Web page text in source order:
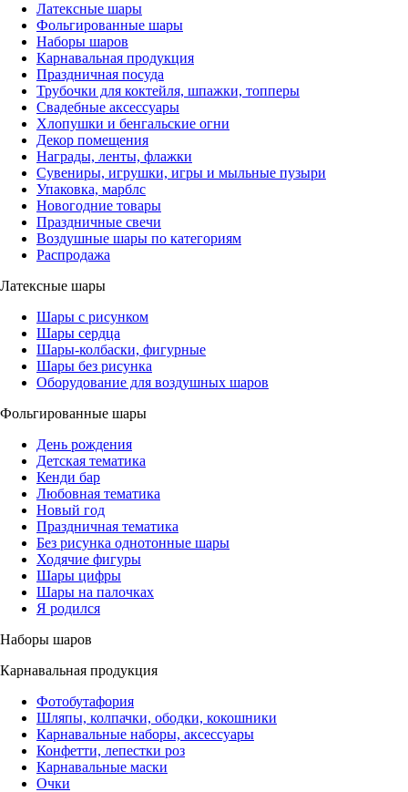
Латексные шары
Фольгированные шары
Наборы шаров
Карнавальная продукция
Праздничная посуда
Трубочки для коктейля, шпажки, топперы
Свадебные аксессуары
Хлопушки и бенгальские огни
Декор помещения
Награды, ленты, флажки
Сувениры, игрушки, игры и мыльные пузыри
Упаковка, марблс
Новогодние товары
Праздничные свечи
Воздушные шары по категориям
Распродажа
Латексные шары
Шары с рисунком
Шары сердца
Шары-колбаски, фигурные
Шары без рисунка
Оборудование для воздушных шаров
Фольгированные шары
День рождения
Детская тематика
Кенди бар
Любовная тематика
Новый год
Праздничная тематика
Без рисунка однотонные шары
Ходячие фигуры
Шары цифры
Шары на палочках
Я родился
Наборы шаров
Карнавальная продукция
Фотобутафория
Шляпы, колпачки, ободки, кокошники
Карнавальные наборы, аксессуары
Конфетти, лепестки роз
Карнавальные маски
Очки